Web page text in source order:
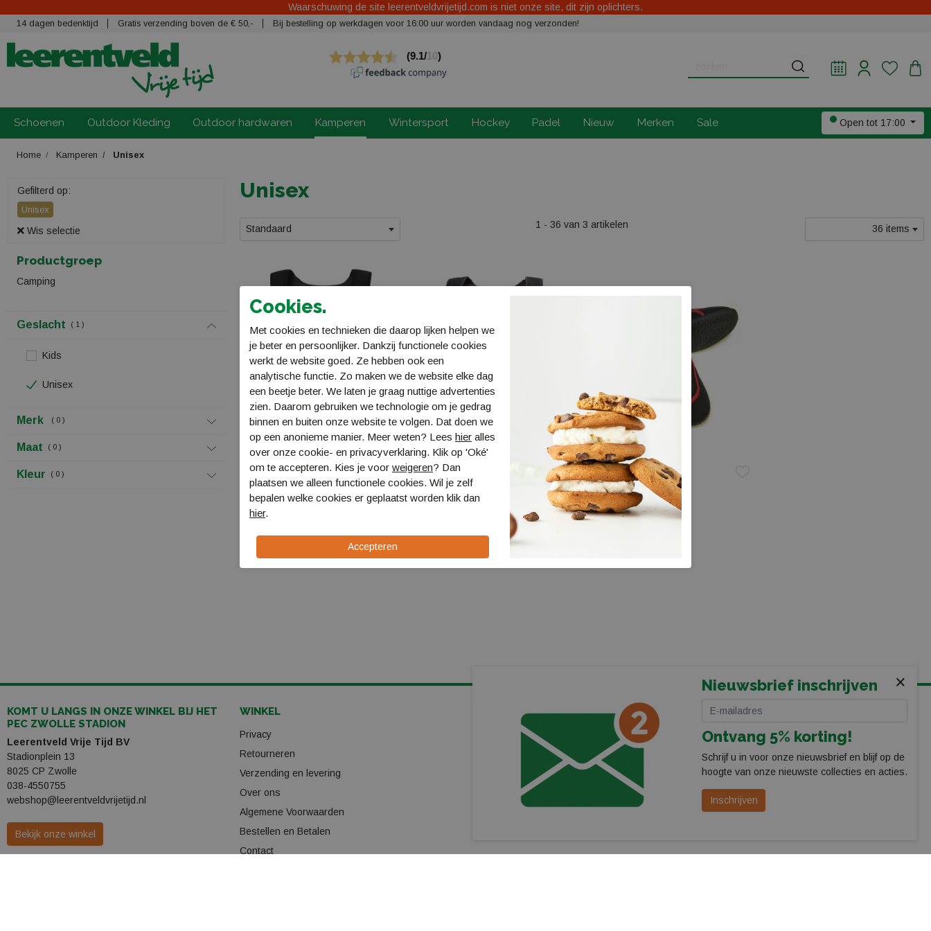
Waarschuwing de site leerentveldvrijetijd.com is niet onze site, dit zijn oplichters.
14 dagen bedenktijd Gratis verzending boven de € 50,- Bij bestelling op werkdagen voor 16:00 uur worden vandaag nog verzonden!
Schoenen Outdoor Kleding Outdoor hardwaren Kamperen Wintersport Hockey Padel Nieuw Merken Sale Open tot 17:00
Home Kamperen Unisex
Gefilterd op:
Unisex
Wis selectie
Productgroep
Camping
Geslacht 1
Kids
Unisex
Merk 0
Maat 0
Kleur 0
Unisex
Standaard 1 - 36 van 3 artikelen 36 items
Helly Hansen Rider Vest
33820
€ 64,99
Helly Hansen Rider Vest
33820
€ 64,99
prolimit Beach Shoe
40170955000
€ 14,99
KOMT U LANGS IN ONZE WINKEL BIJ HET
PEC ZWOLLE STADION
Leerentveld Vrije Tijd BV
Stadionplein 13
8025 CP Zwolle
038-4550755
webshop@leerentveldvrijetijd.nl
Bekijk onze winkel
WINKEL
Privacy
Retourneren
Verzending en levering
Over ons
Algemene Voorwaarden
Bestellen en Betalen
Contact
KLANTENSERVICE
Cookiebeleid
Kindergarantieplan
Gas omwisselpunt
VOLG ONS
×
Nieuwsbrief inschrijven
Ontvang 5% korting!
Schrijf u in voor onze nieuwsbrief en blijf op de
hoogte van onze nieuwste collecties en acties.
Inschrijven
Cookies.
Met cookies en technieken die daarop lijken helpen we
je beter en persoonlijker. Dankzij functionele cookies
werkt de website goed. Ze hebben ook een
analytische functie. Zo maken we de website elke dag
een beetje beter. We laten je graag nuttige advertenties
zien. Daarom gebruiken we technologie om je gedrag
binnen en buiten onze website te volgen. Dat doen we
op een anonieme manier. Meer weten? Lees hier alles
over onze cookie- en privacyverklaring. Klik op 'Oké'
om te accepteren. Kies je voor weigeren? Dan
plaatsen we alleen functionele cookies. Wil je zelf
bepalen welke cookies er geplaatst worden klik dan
hier.